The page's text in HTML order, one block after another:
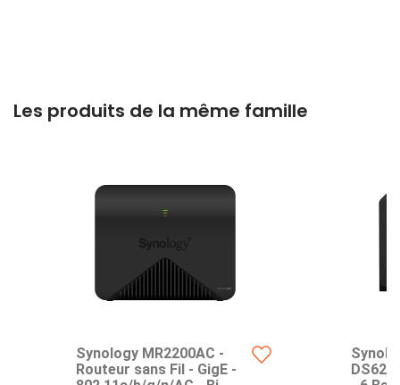
Les produits de la même famille
Synology MR2200AC -
Routeur sans Fil - GigE -